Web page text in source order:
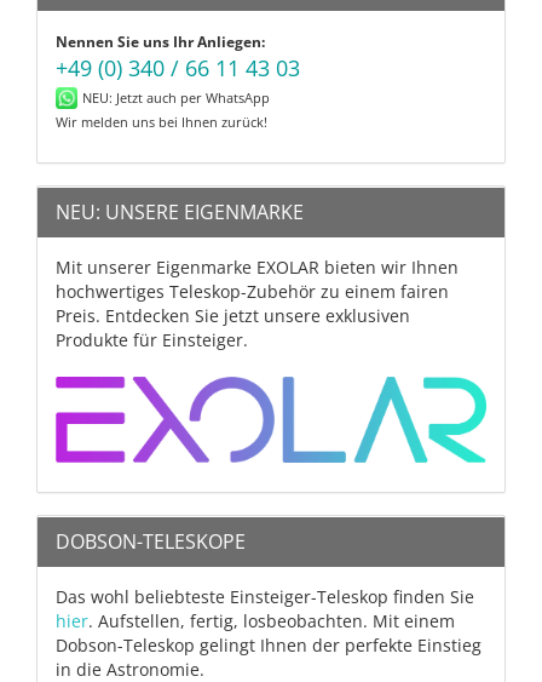
Nennen Sie uns Ihr Anliegen:
+49 (0) 340 / 66 11 43 03
NEU: Jetzt auch per WhatsApp
Wir melden uns bei Ihnen zurück!
NEU: UNSERE EIGENMARKE
Mit unserer Eigenmarke EXOLAR bieten wir Ihnen
hochwertiges Teleskop-Zubehör zu einem fairen
Preis. Entdecken Sie jetzt unsere exklusiven
Produkte für Einsteiger.
DOBSON-TELESKOPE
Das wohl beliebteste Einsteiger-Teleskop finden Sie
hier. Aufstellen, fertig, losbeobachten. Mit einem
Dobson-Teleskop gelingt Ihnen der perfekte Einstieg
in die Astronomie.